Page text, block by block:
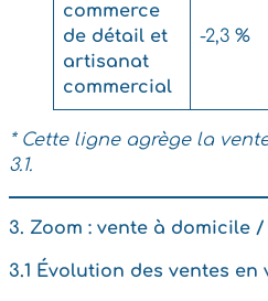
commerce
de détail et
artisanat
commercial
-2,3 %
* Cette ligne agrège la
3.1.
3. Zoom : vente à domicile
3.1 Évolution des ventes